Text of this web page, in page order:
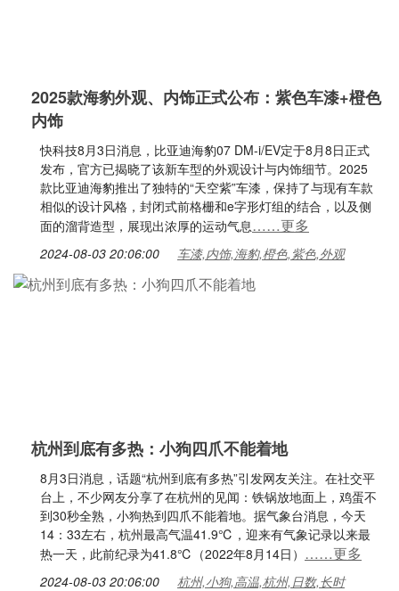
2025款海豹外观、内饰正式公布：紫色车漆+橙色
内饰
快科技8月3日消息，比亚迪海豹07 DM-i/EV定于8月8日正式
发布，官方已揭晓了该新车型的外观设计与内饰细节。2025
款比亚迪海豹推出了独特的“天空紫”车漆，保持了与现有车款
相似的设计风格，封闭式前格栅和e字形灯组的结合，以及侧
面的溜背造型，展现出浓厚的运动气息……更多
2024-08-03 20:06:00 车漆,内饰,海豹,橙色,紫色,外观
杭州到底有多热：小狗四爪不能着地
8月3日消息，话题“杭州到底有多热”引发网友关注。在社交平
台上，不少网友分享了在杭州的见闻：铁锅放地面上，鸡蛋不
到30秒全熟，小狗热到四爪不能着地。据气象台消息，今天
14：33左右，杭州最高气温41.9℃，迎来有气象记录以来最
热一天，此前纪录为41.8℃（2022年8月14日） ……更多
2024-08-03 20:06:00 杭州,小狗,高温,杭州,日数,长时